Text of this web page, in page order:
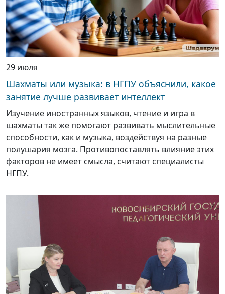
29 июля
Шахматы или музыка: в НГПУ объяснили, какое
занятие лучше развивает интеллект
Изучение иностранных языков, чтение и игра в
шахматы так же помогают развивать мыслительные
способности, как и музыка, воздействуя на разные
полушария мозга. Противопоставлять влияние этих
факторов не имеет смысла, считают специалисты
НГПУ.